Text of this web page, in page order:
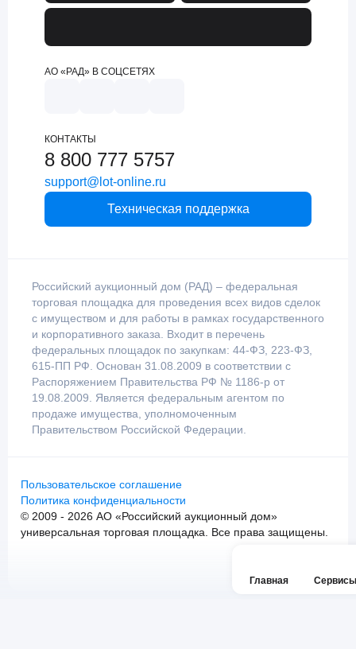
Главная Сервисы
АО «РАД» В СОЦСЕТЯХ
КОНТАКТЫ
8 800 777 5757
support@lot-online.ru
Техническая поддержка
Российский аукционный дом (РАД) – федеральная
торговая площадка для проведения всех видов сделок
с имуществом и для работы в рамках государственного
и корпоративного заказа. Входит в перечень
федеральных площадок по закупкам: 44-ФЗ, 223-ФЗ,
615-ПП РФ. Основан 31.08.2009 в соответствии с
Распоряжением Правительства РФ № 1186-р от
19.08.2009. Является федеральным агентом по
продаже имущества, уполномоченным
Правительством Российской Федерации.
Пользовательское соглашение
Политика конфиденциальности
© 2009 - 2026 АО «Российский аукционный дом»
универсальная торговая площадка. Все права защищены.